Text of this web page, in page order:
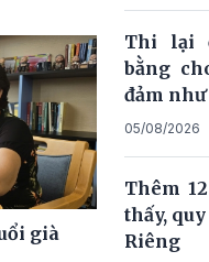
già
Thi lại
bằng
đảm như
05/08/2026
Thêm
thấy,
Riêng